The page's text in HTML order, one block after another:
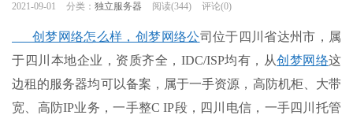
2021-09-01 分类： 独立服务器 阅读(344) 评论(0)
创梦网络怎么样，创梦网络公司位于四川省达州市，属
于四川本地企业，资质齐全，IDC/ISP均有，从创梦网络这
边租的服务器均可以备案，属于一手资源，高防机柜、大带
宽、高防IP业务，一手整C IP段，四川电信，一手四川托管